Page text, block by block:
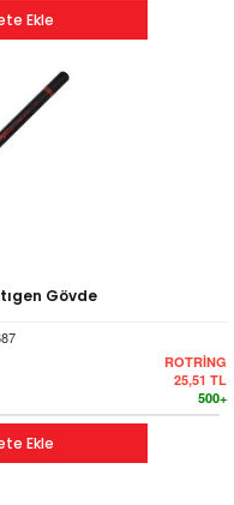
Ekle
Gövde
ROTRİNG
25,51 TL
500+
Ekle